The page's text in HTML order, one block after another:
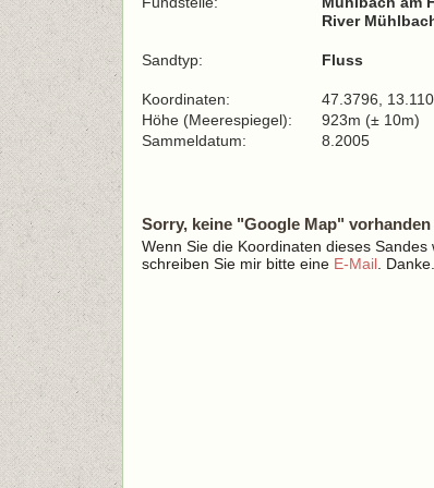
River
Sandtyp: Fluss
Koordinaten:
47.3796,
Höhe (Meerespiegel):
923m (± 10m)
Sammeldatum:
8.2005
Sorry, keine "Google Map" vorhanden
Wenn Sie die Koordinaten dieses Sandes
schreiben Sie mir bitte eine E-Mail . Danke.